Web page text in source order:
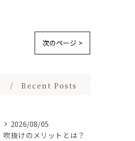
次のページ >
Recent Posts
2026/08/05
吹抜けのメリットとは？